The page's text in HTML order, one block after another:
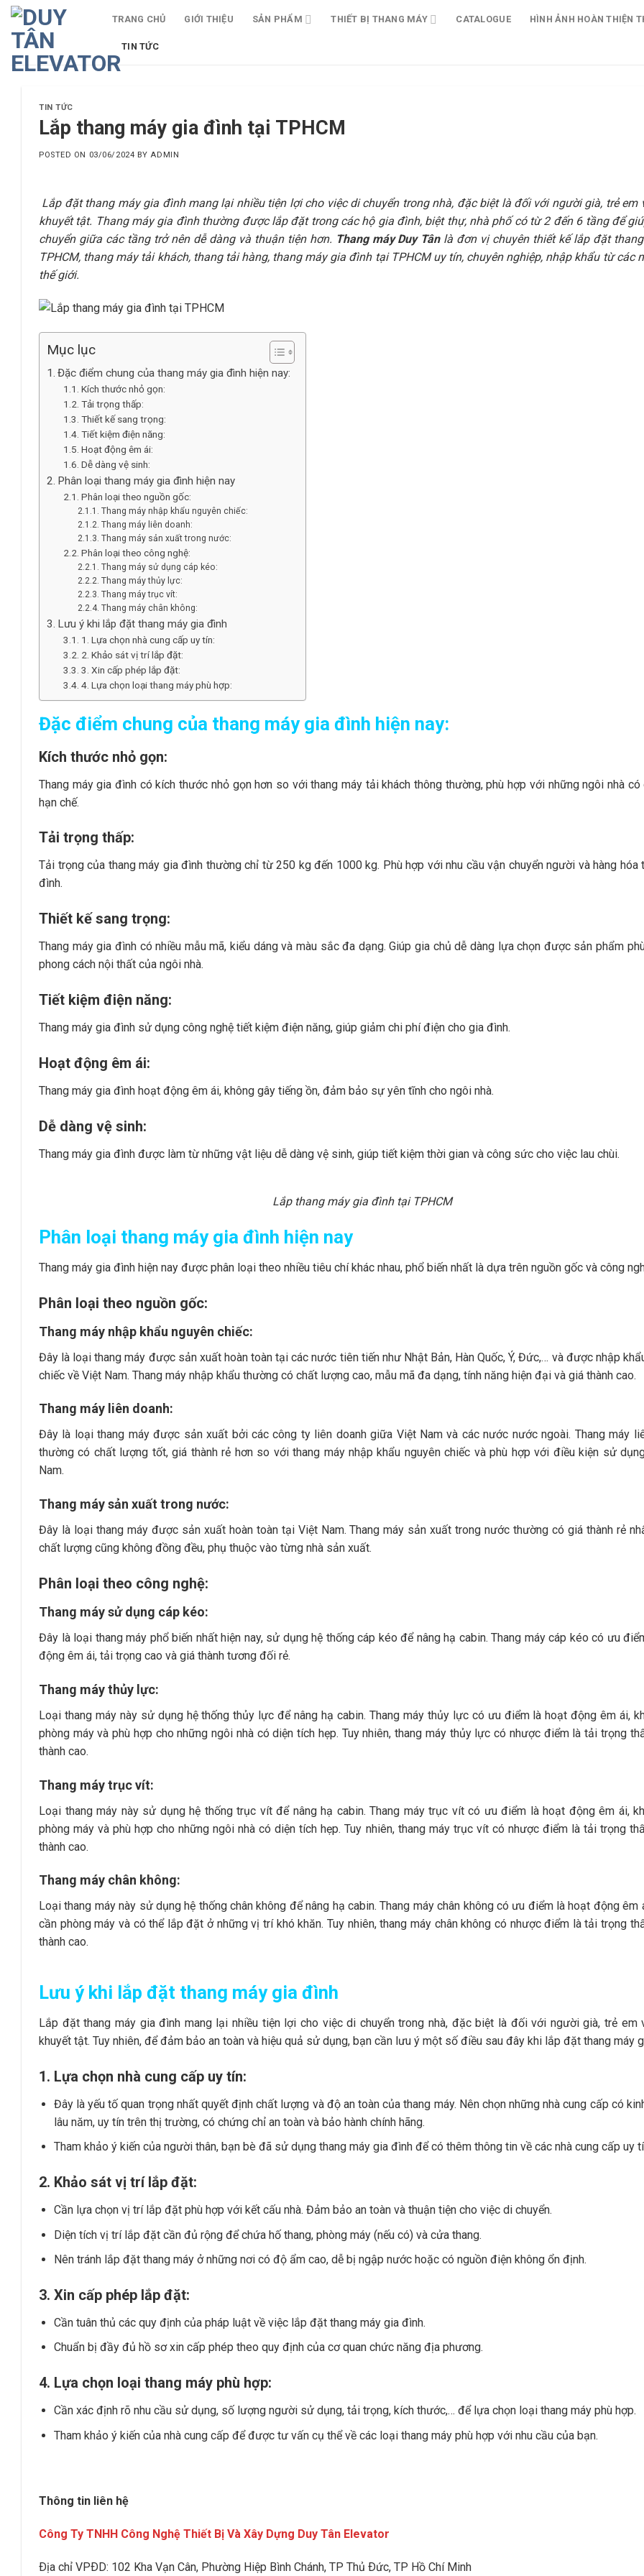
Skip
content
TRANG CHỦ GIỚI THIỆU SẢN PHẨM THIẾT BỊ THANG MÁY CATALOGUE HÌNH ẢNH HOÀN THIỆN
TIN TỨC
TIN TỨC
Lắp thang máy gia đình tại TPHCM
POSTED ON 03/06/2024 BYADMIN
Lắp đặt thang máy gia đình mang lại nhiều tiện lợi cho việc di chuyển trong nhà, đặc biệt là đối với người già, trẻ em
khuyết tật. Thang máy gia đình thường được lắp đặt trong các hộ gia đình, biệt thự, nhà phố có từ 2 đến 6 tầng để
chuyển giữa các tầng trở nên dễ dàng và thuận tiện hơn. Thang máy Duy Tânlà đơn vị chuyên thiết kế lắp đặt
TPHCM, thang máy tải khách, thang tải hàng, thang máy gia đình tại TPHCM uy tín, chuyên nghiệp, nhập khẩu từ các
thế giới.
Mục lục
Đặc điểm chung của thang máy gia đình hiện nay:
Kích thước nhỏ gọn:
Tải trọng thấp:
Thiết kế sang trọng:
Tiết kiệm điện năng:
Hoạt động êm ái:
Dễ dàng vệ sinh:
Phân loại thang máy gia đình hiện nay
Phân loại theo nguồn gốc:
Thang máy nhập khẩu nguyên chiếc:
Thang máy liên doanh:
Thang máy sản xuất trong nước:
Phân loại theo công nghệ:
Thang máy sử dụng cáp kéo:
Thang máy thủy lực:
Thang máy trục vít:
Thang máy chân không:
Lưu ý khi lắp đặt thang máy gia đình
1. Lựa chọn nhà cung cấp uy tín:
2. Khảo sát vị trí lắp đặt:
3. Xin cấp phép lắp đặt:
4. Lựa chọn loại thang máy phù hợp:
Đặc điểm chung của thang máy gia đình hiện nay:
Kích thước nhỏ gọn:
Thang máy gia đình có kích thước nhỏ gọn hơn so với thang máy tải khách thông thường, phù hợp với những ngôi nhà có
hạn chế.
Tải trọng thấp:
Tải trọng của thang máy gia đình thường chỉ từ 250 kg đến 1000 kg. Phù hợp với nhu cầu vận chuyển người và hàng hóa
đình.
Thiết kế sang trọng:
Thang máy gia đình có nhiều mẫu mã, kiểu dáng và màu sắc đa dạng. Giúp gia chủ dễ dàng lựa chọn được sản phẩm
phong cách nội thất của ngôi nhà.
Tiết kiệm điện năng:
Thang máy gia đình sử dụng công nghệ tiết kiệm điện năng, giúp giảm chi phí điện cho gia đình.
Hoạt động êm ái:
Thang máy gia đình hoạt động êm ái, không gây tiếng ồn, đảm bảo sự yên tĩnh cho ngôi nhà.
Dễ dàng vệ sinh:
Thang máy gia đình được làm từ những vật liệu dễ dàng vệ sinh, giúp tiết kiệm thời gian và công sức cho việc lau chùi.
Lắp thang máy gia đình tại TPHCM
Phân loại thang máy gia đình hiện nay
Thang máy gia đình hiện nay được phân loại theo nhiều tiêu chí khác nhau, phổ biến nhất là dựa trên nguồn gốc và công
Phân loại theo nguồn gốc:
Thang máy nhập khẩu nguyên chiếc:
Đây là loại thang máy được sản xuất hoàn toàn tại các nước tiên tiến như Nhật Bản, Hàn Quốc, Ý, Đức,… và được nhập
chiếc về Việt Nam. Thang máy nhập khẩu thường có chất lượng cao, mẫu mã đa dạng, tính năng hiện đại và giá thành cao.
Thang máy liên doanh:
Đây là loại thang máy được sản xuất bởi các công ty liên doanh giữa Việt Nam và các nước nước ngoài. Thang máy
thường có chất lượng tốt, giá thành rẻ hơn so với thang máy nhập khẩu nguyên chiếc và phù hợp với điều kiện sử
Nam.
Thang máy sản xuất trong nước:
Đây là loại thang máy được sản xuất hoàn toàn tại Việt Nam. Thang máy sản xuất trong nước thường có giá thành rẻ
chất lượng cũng không đồng đều, phụ thuộc vào từng nhà sản xuất.
Phân loại theo công nghệ:
Thang máy sử dụng cáp kéo:
Đây là loại thang máy phổ biến nhất hiện nay, sử dụng hệ thống cáp kéo để nâng hạ cabin. Thang máy cáp kéo có ưu
động êm ái, tải trọng cao và giá thành tương đối rẻ.
Thang máy thủy lực:
Loại thang máy này sử dụng hệ thống thủy lực để nâng hạ cabin. Thang máy thủy lực có ưu điểm là hoạt động êm ái,
phòng máy và phù hợp cho những ngôi nhà có diện tích hẹp. Tuy nhiên, thang máy thủy lực có nhược điểm là tải trọng
thành cao.
Thang máy trục vít:
Loại thang máy này sử dụng hệ thống trục vít để nâng hạ cabin. Thang máy trục vít có ưu điểm là hoạt động êm ái,
phòng máy và phù hợp cho những ngôi nhà có diện tích hẹp. Tuy nhiên, thang máy trục vít có nhược điểm là tải trọng
thành cao.
Thang máy chân không:
Loại thang máy này sử dụng hệ thống chân không để nâng hạ cabin. Thang máy chân không có ưu điểm là hoạt động êm
cần phòng máy và có thể lắp đặt ở những vị trí khó khăn. Tuy nhiên, thang máy chân không có nhược điểm là tải trọng
thành cao.
Lưu ý khi lắp đặt thang máy gia đình
Lắp đặt thang máy gia đình mang lại nhiều tiện lợi cho việc di chuyển trong nhà, đặc biệt là đối với người già, trẻ em
khuyết tật. Tuy nhiên, để đảm bảo an toàn và hiệu quả sử dụng, bạn cần lưu ý một số điều sau đây khi lắp đặt thang máy
1. Lựa chọn nhà cung cấp uy tín:
Đây là yếu tố quan trọng nhất quyết định chất lượng và độ an toàn của thang máy. Nên chọn những nhà cung cấp có
lâu năm, uy tín trên thị trường, có chứng chỉ an toàn và bảo hành chính hãng.
Tham khảo ý kiến của người thân, bạn bè đã sử dụng thang máy gia đình để có thêm thông tin về các nhà cung cấp uy
2. Khảo sát vị trí lắp đặt:
Cần lựa chọn vị trí lắp đặt phù hợp với kết cấu nhà. Đảm bảo an toàn và thuận tiện cho việc di chuyển.
Diện tích vị trí lắp đặt cần đủ rộng để chứa hố thang, phòng máy (nếu có) và cửa thang.
Nên tránh lắp đặt thang máy ở những nơi có độ ẩm cao, dễ bị ngập nước hoặc có nguồn điện không ổn định.
3. Xin cấp phép lắp đặt:
Cần tuân thủ các quy định của pháp luật về việc lắp đặt thang máy gia đình.
Chuẩn bị đầy đủ hồ sơ xin cấp phép theo quy định của cơ quan chức năng địa phương.
4. Lựa chọn loại thang máy phù hợp:
Cần xác định rõ nhu cầu sử dụng, số lượng người sử dụng, tải trọng, kích thước,… để lựa chọn loại thang máy phù hợp.
Tham khảo ý kiến của nhà cung cấp để được tư vấn cụ thể về các loại thang máy phù hợp với nhu cầu của bạn.
Thông tin liên hệ
Công Ty TNHH Công Nghệ Thiết Bị Và Xây Dựng Duy Tân Elevator
Ðịa chỉ VPÐD: 102 Kha Vạn Cân, Phường Hiệp Bình Chánh, TP Thủ Ðức, TP Hồ Chí Minh